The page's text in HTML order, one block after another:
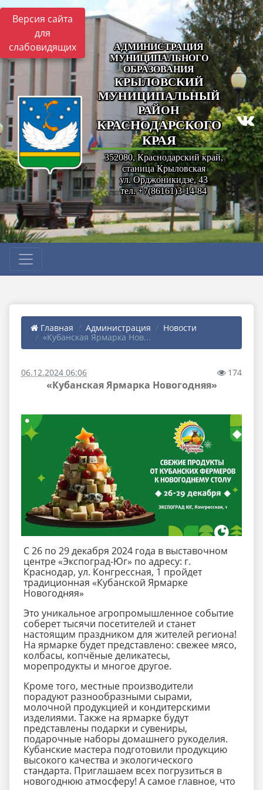
Версия сайта
для
слабовидящих
АДМИНИСТРАЦИЯ
МУНИЦИПАЛЬНОГО
ОБРАЗОВАНИЯ
КРЫЛОВСКИЙ
МУНИЦИПАЛЬНЫЙ
РАЙОН
КРАСНОДАРСКОГО
КРАЯ
352080, Краснодарский край,
станица Крыловская
ул. Орджоникидзе, 43
тел. +7(86161)3-14-84
Главная Администрация
Новости
«Кубанская Ярмарка Нов...
06.12.2024 06:06 174
«Кубанская Ярмарка Новогодняя»
С 26 по 29 декабря 2024 года в выставочном
центре «Экспоград-Юг» по адресу: г.
Краснодар, ул. Конгрессная, 1 пройдет
традиционная «Кубанской Ярмарке
Новогодняя»
Это уникальное агропромышленное событие
соберет тысячи посетителей и станет
настоящим праздником для жителей региона!
На ярмарке будет представлено: свежее мясо,
колбасы, копчёные деликатесы,
морепродукты и многое другое.
Кроме того, местные производители
порадуют разнообразными сырами,
молочной продукцией и кондитерскими
изделиями. Также на ярмарке будут
представлены подарки и сувениры,
подарочные наборы домашнего рукоделия.
Кубанские мастера подготовили продукцию
высокого качества и экологического
стандарта. Приглашаем всех погрузиться в
новогоднюю атмосферу! А самое главное, что